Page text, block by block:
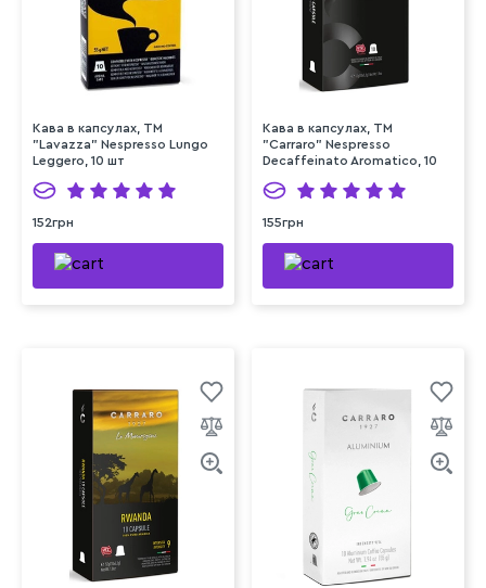
Кава в капсулах, ТМ
"Lavazza" Nespresso Lungo
Leggero, 10 шт
152грн
Кава в капсулах, ТМ
"Carraro" Nespresso
Decaffeinato Aromatico, 10
155грн